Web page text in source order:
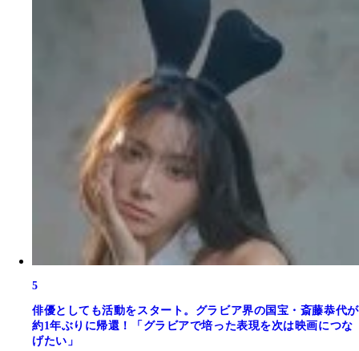
5
俳優としても活動をスタート。グラビア界の国宝・斎藤恭代が
約1年ぶりに帰還！「グラビアで培った表現を次は映画につな
げたい」